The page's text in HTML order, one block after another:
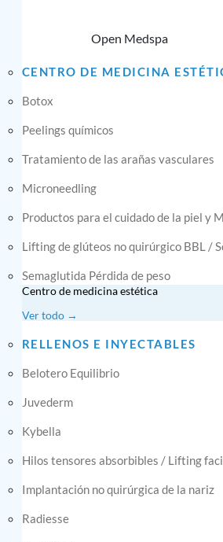
Open Medspa
CENTRO DE MEDICINA
Botox
Peelings químicos
Tratamiento de las arañas vasculares
Microneedling
Productos para el cuidado de la piel y
Lifting de glúteos no quirúrgico BBL /
Semaglutida Pérdida de peso
Centro de medicina estética
Ver todo →
RELLENOS E INYECTABLES
Belotero Equilibrio
Juvederm
Kybella
Hilos tensores absorbibles / Lifting
Implantación no quirúrgica de la nariz
Radiesse